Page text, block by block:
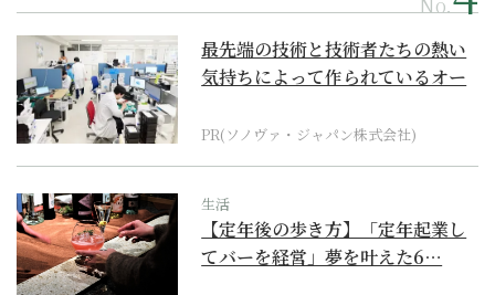
最先端の技術と技術者たちの熱い
気持ちによって作られているオー
PR(ソノヴァ・ジャパン株式会社)
生活
【定年後の歩き方】「定年起業し
てバーを経営」夢を叶えた6…